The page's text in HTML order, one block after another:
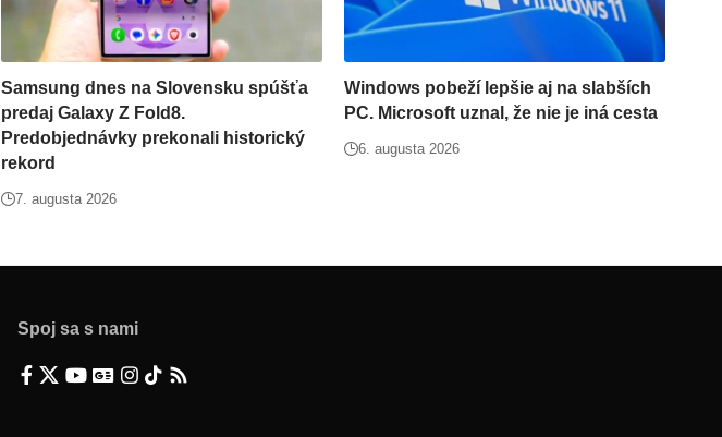
Samsung dnes na Slovensku spúšťa
predaj Galaxy Z Fold8.
Predobjednávky prekonali historický
rekord
7. augusta 2026
Windows pobeží lepšie aj na slabších
PC. Microsoft uznal, že nie je iná cesta
6. augusta 2026
Spoj sa s nami